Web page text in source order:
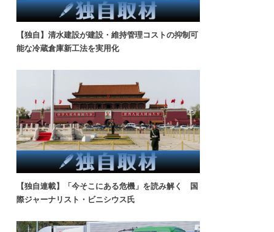
【独自】清水建設が建設・維持管理コストの抑制可
能な冷蔵倉庫新工法を実用化
【独自連載】「今そこにある危機」を読み解く 国
際ジャーナリスト・ビニシウス氏